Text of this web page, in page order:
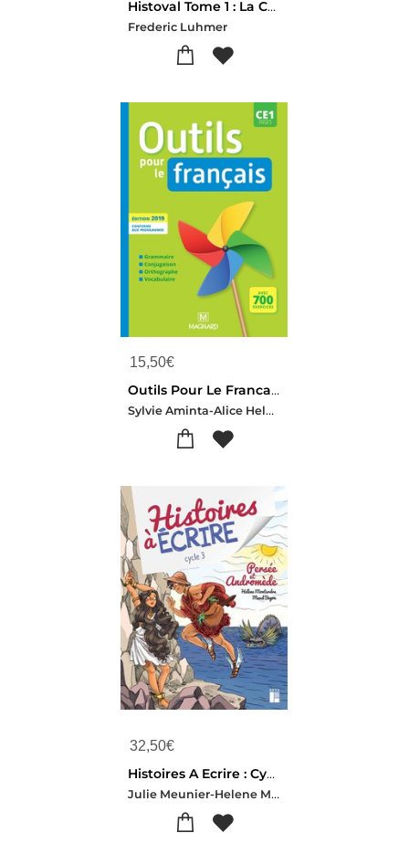
Histoval Tome 1 : La Compassion : Le Coeur Genereux De Pao ; M.s.o. Methode Syllabique Orale ; Ponts Phonetiques
Frederic Luhmer
15,50€
Outils Pour Le Francais : Ce1 ; Manuel De L'eleve (edition 2019)
Sylvie Aminta-Alice Helbling-Claire Barthomeuf-schillinger
32,50€
Histoires A Ecrire : Cycle 3 ; Persee Et Andromede
Julie Meunier-Helene Montardre